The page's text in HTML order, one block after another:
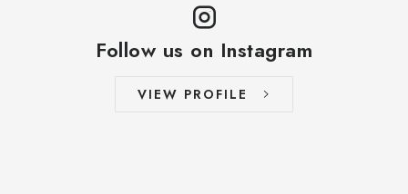
Follow us on Instagram
VIEW PROFILE